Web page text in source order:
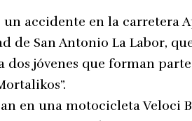
accidente en la carretera
de San Antonio La Labor,
dos jóvenes que forman
en una motocicleta Veloci